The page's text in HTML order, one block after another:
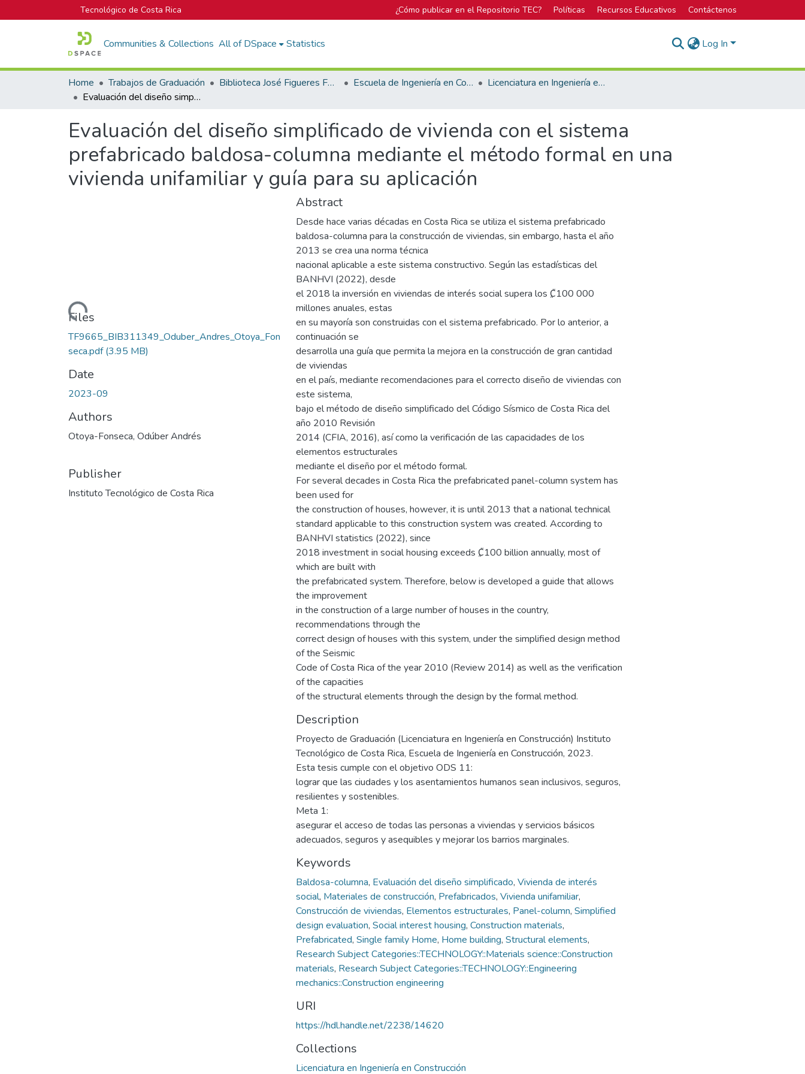
Tecnológico de Costa Rica ¿Cómo publicar en el Repositorio TEC? Políticas Recursos Educativos Contáctenos
Communities & Collections All of DSpace Statistics Log In
Home Trabajos de Graduación Biblioteca José Figueres Ferrer Escuela de Ingeniería en Construcción
Licenciatura en Ingeniería en Construcción
Evaluación del diseño simplificado de vivienda con el sistema prefabricado baldosa-columna mediante el método formal en una vivienda unifamiliar y guía para su aplicación
Evaluación del diseño simplificado de vivienda con el sistema
prefabricado baldosa-columna mediante el método formal en una
vivienda unifamiliar y guía para su aplicación
Loading...
Files
TF9665_BIB311349_Oduber_Andres_Otoya_Fon
seca.pdf(3.95 MB)
Date
2023-09
Authors
Otoya-Fonseca, Odúber Andrés
Publisher
Instituto Tecnológico de Costa Rica
Abstract
Desde hace varias décadas en Costa Rica se utiliza el sistema prefabricado
baldosa-columna para la construcción de viviendas, sin embargo, hasta el año
2013 se crea una norma técnica
nacional aplicable a este sistema constructivo. Según las estadísticas del
BANHVI (2022), desde
el 2018 la inversión en viviendas de interés social supera los ₡100 000
millones anuales, estas
en su mayoría son construidas con el sistema prefabricado. Por lo anterior, a
continuación se
desarrolla una guía que permita la mejora en la construcción de gran cantidad
de viviendas
en el país, mediante recomendaciones para el correcto diseño de viviendas con
este sistema,
bajo el método de diseño simplificado del Código Sísmico de Costa Rica del
año 2010 Revisión
2014 (CFIA, 2016), así como la verificación de las capacidades de los
elementos estructurales
mediante el diseño por el método formal.
For several decades in Costa Rica the prefabricated panel-column system has
been used for
the construction of houses, however, it is until 2013 that a national technical
standard applicable to this construction system was created. According to
BANHVI statistics (2022), since
2018 investment in social housing exceeds ₡100 billion annually, most of
which are built with
the prefabricated system. Therefore, below is developed a guide that allows
the improvement
in the construction of a large number of houses in the country,
recommendations through the
correct design of houses with this system, under the simplified design method
of the Seismic
Code of Costa Rica of the year 2010 (Review 2014) as well as the verification
of the capacities
of the structural elements through the design by the formal method.
Description
Proyecto de Graduación (Licenciatura en Ingeniería en Construcción) Instituto
Tecnológico de Costa Rica, Escuela de Ingeniería en Construcción, 2023.
Esta tesis cumple con el objetivo ODS 11:
lograr que las ciudades y los asentamientos humanos sean inclusivos, seguros,
resilientes y sostenibles.
Meta 1:
asegurar el acceso de todas las personas a viviendas y servicios básicos
adecuados, seguros y asequibles y mejorar los barrios marginales.
Keywords
Baldosa-columna, Evaluación del diseño simplificado, Vivienda de interés
social, Materiales de construcción, Prefabricados, Vivienda unifamiliar,
Construcción de viviendas, Elementos estructurales, Panel-column, Simplified
design evaluation, Social interest housing, Construction materials,
Prefabricated, Single family Home, Home building, Structural elements,
Research Subject Categories::TECHNOLOGY::Materials science::Construction
materials, Research Subject Categories::TECHNOLOGY::Engineering
mechanics::Construction engineering
URI
https://hdl.handle.net/2238/14620
Collections
Licenciatura en Ingeniería en Construcción